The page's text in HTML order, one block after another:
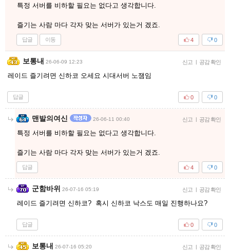
특정 서버를 비하할 필요는 없다고 생각합니다.
즐기는 사람 마다 각자 맞는 서버가 있는거 겠죠.
답글 이동 0
4
보통내 26-06-09 12:23 신고 | 공감 확인
레이드 즐기려면 신하코 오세요 시대서버 노잼임
답글 0
0
맨발의여신 26-06-11 00:40 신고 | 공감 확인
특정 서버를 비하할 필요는 없다고 생각합니다.
즐기는 사람 마다 각자 맞는 서버가 있는거 겠죠.
답글 0
4
군함바위 26-07-16 05:19 신고 | 공감 확인
레이드 즐기려면 신하코? 혹시 신하코 낙스도 매일 진행하나요?
답글 0
0
보통내 26-07-16 05:20 신고 | 공감 확인